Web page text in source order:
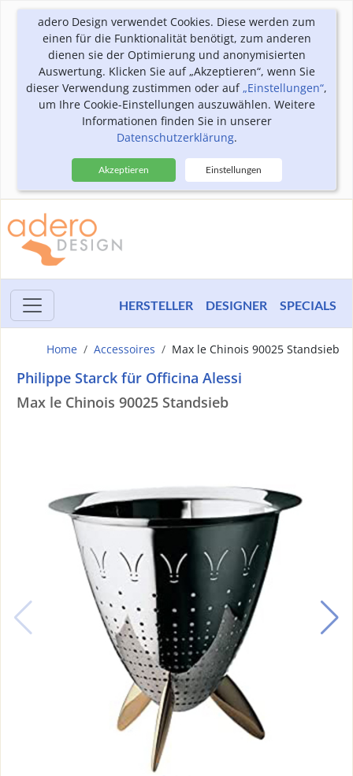
adero Design verwendet Cookies. Diese werden zum
einen für die Funktionalität benötigt, zum anderen
dienen sie der Optimierung und anonymisierten
Auswertung. Klicken Sie auf „Akzeptieren“, wenn Sie
dieser Verwendung zustimmen oder auf„Einstellungen“,
um Ihre Cookie-Einstellungen auszuwählen. Weitere
Informationen finden Sie in unserer
Datenschutzerklärung.
Akzeptieren Einstellungen
HERSTELLER DESIGNER SPECIALS
Home Accessoires Max le Chinois 90025 Standsieb
Philippe Starck für Officina Alessi
Max le Chinois 90025 Standsieb